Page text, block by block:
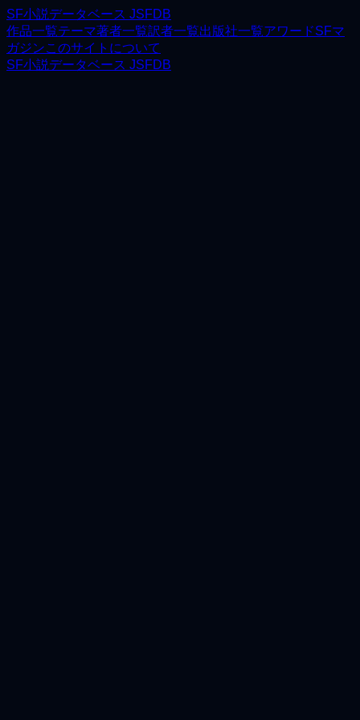
SF小説データベース JSFDB
作品一覧テーマ著者一覧訳者一覧出版社一覧アワードSFマ
ガジンこのサイトについて
SF小説データベース JSFDB